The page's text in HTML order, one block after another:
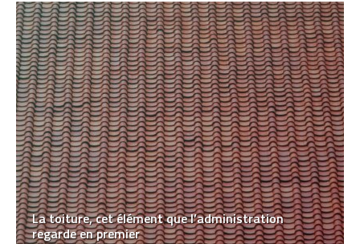
La toiture, cet élément que l’administration
regarde en premier